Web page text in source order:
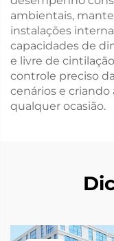
ambientais,
instalações
capacidades de
e livre de
controle preciso
cenários e criando
qualquer ocasião.